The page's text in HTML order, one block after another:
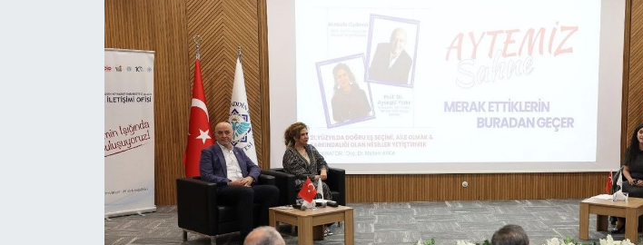
EĞİTİM
TURİZM
VİDEO HABERLER